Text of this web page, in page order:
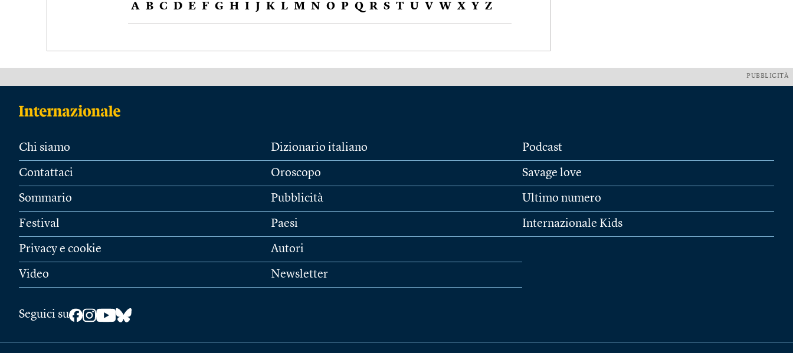
A B C D E F G H I J K L M N O P Q R S T U V W X Y Z
PUBBLICITÀ
Chi siamo
Contattaci
Sommario
Festival
Privacy e cookie
Video
Dizionario italiano
Oroscopo
Pubblicità
Paesi
Autori
Newsletter
Podcast
Savage love
Ultimo numero
Internazionale Kids
Seguici su